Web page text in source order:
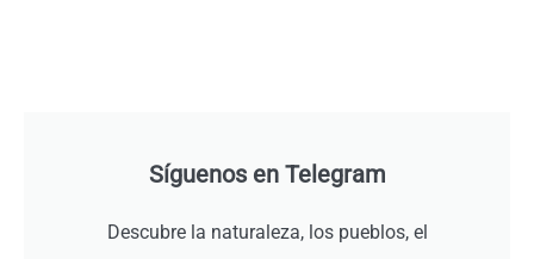
Síguenos en Telegram
Descubre la naturaleza, los pueblos, el